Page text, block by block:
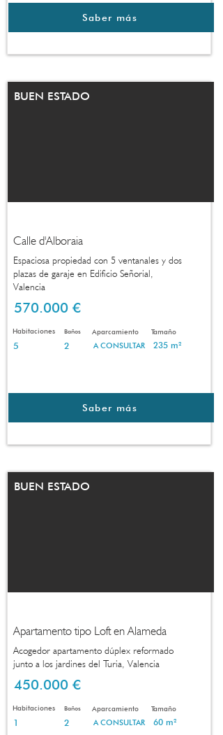
Saber más
BUEN ESTADO
Calle d'Alboraia
Espaciosa propiedad con 5 ventanales y dos
plazas de garaje en Edificio Señorial,
Valencia
570.000 €
Habitaciones Baños Aparcamiento Tamaño
5 2 A CONSULTAR 235 m²
Saber más
BUEN ESTADO
Apartamento tipo Loft en Alameda
Acogedor apartamento dúplex reformado
junto a los jardines del Turia, Valencia
450.000 €
Habitaciones Baños Aparcamiento Tamaño
1 2 A CONSULTAR 60 m²